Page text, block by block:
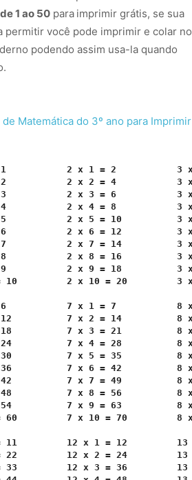
1 ao 50 para imprimir grátis, se sua
permitir você pode imprimir e colar no
podendo assim usa-la quando
Matemática do 3º ano para Imprimir